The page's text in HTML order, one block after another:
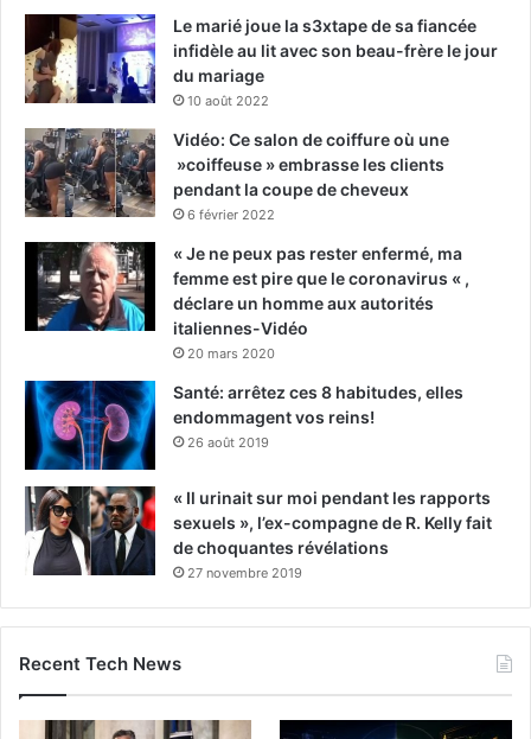
Le marié joue la s3xtape de sa fiancée
infidèle au lit avec son beau-frère le jour
du mariage
10 août 2022
Vidéo: Ce salon de coiffure où une
»coiffeuse » embrasse les clients
pendant la coupe de cheveux
6 février 2022
« Je ne peux pas rester enfermé, ma
femme est pire que le coronavirus « ,
déclare un homme aux autorités
italiennes-Vidéo
20 mars 2020
Santé: arrêtez ces 8 habitudes, elles
endommagent vos reins!
26 août 2019
« Il urinait sur moi pendant les rapports
sexuels », l’ex-compagne de R. Kelly fait
de choquantes révélations
27 novembre 2019
Recent Tech News